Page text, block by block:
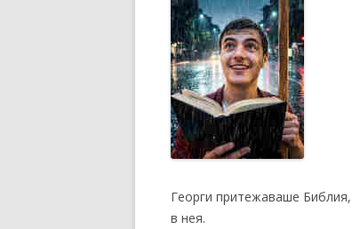
Георги притежаваше
в нея.